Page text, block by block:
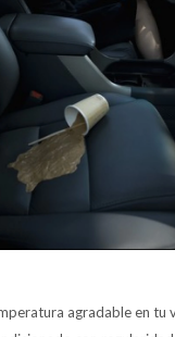
agradable en tu